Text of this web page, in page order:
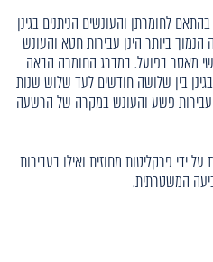
נחלקות ל-3 סוגים בהתאם לחומרתן והעונשים הניתנים בגינן
ביותר הינן עבירות חטא והעונש
מאסר בפועל. במדרג החומרה הבאה
בין שלושה חודשים לעד שלוש שנות
עבירות פשע והעונש במקרה של הרשעה
ידי פרקליטות מחוזית ואילו בעבירות
המשטרתית.